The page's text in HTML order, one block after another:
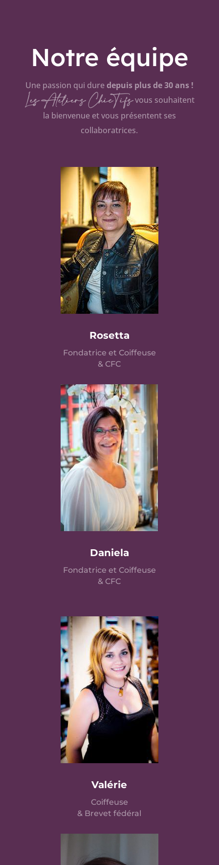
Notre équipe
Une passion qui duredepuis plus de 30 ans !
Les Ateliers ChicTifsvous souhaitent
la bienvenue et vous présentent ses
collaboratrices.
Rosetta
Fondatrice et Coiffeuse
& CFC
Daniela
Fondatrice et Coiffeuse
& CFC
Valérie
Coiffeuse
& Brevet fédéral